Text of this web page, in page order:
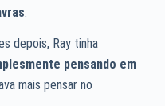
.
depois, Ray tinha
pensando em
mais pensar no